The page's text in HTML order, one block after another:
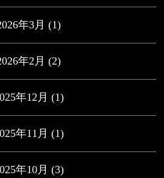
年3月 (1)
年2月 (2)
年12月 (1)
年11月 (1)
年10月 (3)